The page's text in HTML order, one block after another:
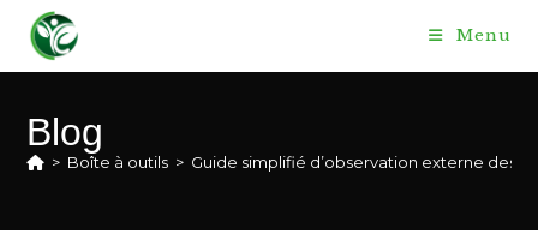
content
Menu
Blog
> Boîte à outils > Guide simplifié d’observation externe des